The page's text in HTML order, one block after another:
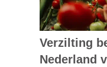
Verzilting
Nederland